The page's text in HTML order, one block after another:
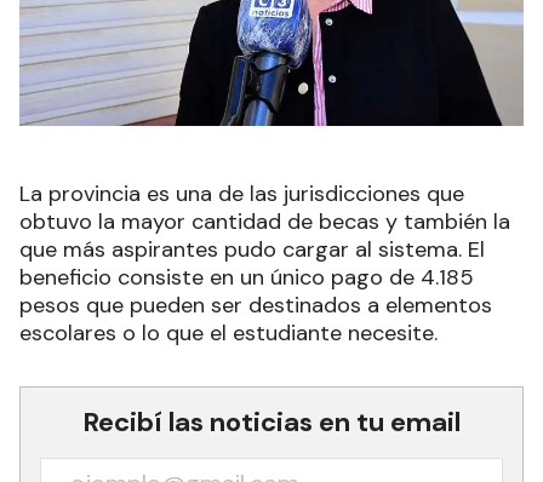
La provincia es una de las jurisdicciones que
obtuvo la mayor cantidad de becas y también la
que más aspirantes pudo cargar al sistema. El
beneficio consiste en un único pago de 4.185
pesos que pueden ser destinados a elementos
escolares o lo que el estudiante necesite.
Recibí las noticias en tu email